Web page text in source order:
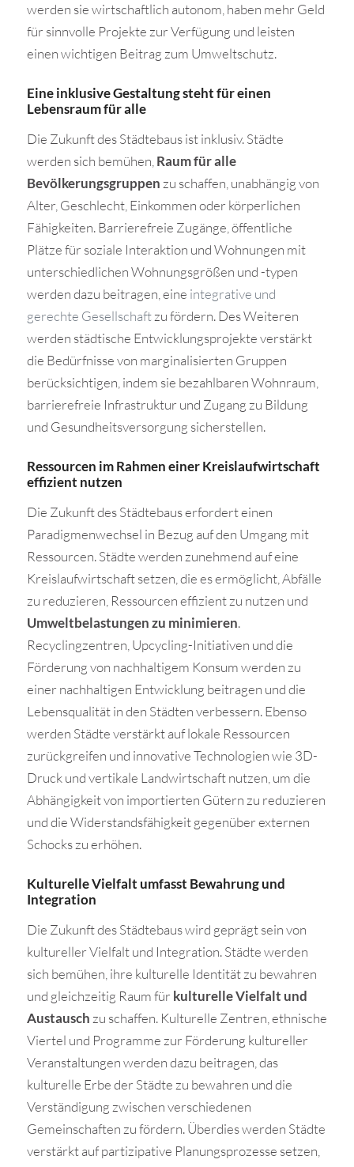
werden sie wirtschaftlich autonom, haben mehr Geld
für sinnvolle Projekte zur Verfügung und leisten
einen wichtigen Beitrag zum Umweltschutz.
Eine inklusive Gestaltung steht für einen
Lebensraum für alle
Die Zukunft des Städtebaus ist inklusiv. Städte
werden sich bemühen,Raum für alle
Bevölkerungsgruppenzu schaffen, unabhängig von
Alter, Geschlecht, Einkommen oder körperlichen
Fähigkeiten. Barrierefreie Zugänge, öffentliche
Plätze für soziale Interaktion und Wohnungen mit
unterschiedlichen Wohnungsgrößen und -typen
werden dazu beitragen, eine integrative und
gerechte Gesellschaftzu fördern. Des Weiteren
werden städtische Entwicklungsprojekte verstärkt
die Bedürfnisse von marginalisierten Gruppen
berücksichtigen, indem sie bezahlbaren Wohnraum,
barrierefreie Infrastruktur und Zugang zu Bildung
und Gesundheitsversorgung sicherstellen.
Ressourcen im Rahmen einer Kreislaufwirtschaft
effizient nutzen
Die Zukunft des Städtebaus erfordert einen
Paradigmenwechsel in Bezug auf den Umgang mit
Ressourcen. Städte werden zunehmend auf eine
Kreislaufwirtschaft setzen, die es ermöglicht, Abfälle
zu reduzieren, Ressourcen effizient zu nutzen und
Umweltbelastungen zu minimieren.
Recyclingzentren, Upcycling-Initiativen und die
Förderung von nachhaltigem Konsum werden zu
einer nachhaltigen Entwicklung beitragen und die
Lebensqualität in den Städten verbessern. Ebenso
werden Städte verstärkt auf lokale Ressourcen
zurückgreifen und innovative Technologien wie 3D-
Druck und vertikale Landwirtschaft nutzen, um die
Abhängigkeit von importierten Gütern zu reduzieren
und die Widerstandsfähigkeit gegenüber externen
Schocks zu erhöhen.
Kulturelle Vielfalt umfasst Bewahrung und
Integration
Die Zukunft des Städtebaus wird geprägt sein von
kultureller Vielfalt und Integration. Städte werden
sich bemühen, ihre kulturelle Identität zu bewahren
und gleichzeitig Raum für kulturelle Vielfalt und
Austauschzu schaffen. Kulturelle Zentren, ethnische
Viertel und Programme zur Förderung kultureller
Veranstaltungen werden dazu beitragen, das
kulturelle Erbe der Städte zu bewahren und die
Verständigung zwischen verschiedenen
Gemeinschaften zu fördern. Überdies werden Städte
verstärkt auf partizipative Planungsprozesse setzen,